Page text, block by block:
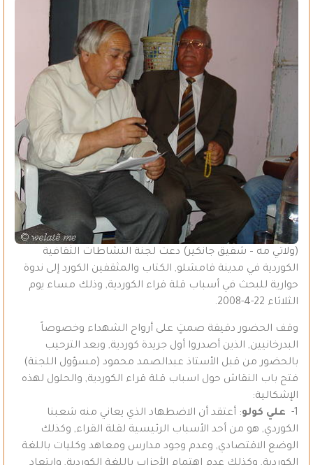
(ولاتي مه – شفيق جانكير) دعت لجنة النشاطات الثقافية
الكوردية في مدينة قامشلو, الكتاب والمثقفين الكورد إلى ندوة
حوارية للبحث في أسباب قلة قراء الكوردية, وذلك مساء يوم
الثلاثاء 22-4-2008.
وقف الحضور دقيقة صمتٍ على أرواح الشهداء وخصوصاً
البدرخانيين, الذين أصدروا أول جريدة كوردية, وبعد الترحيب
بالحضور من قبل الأستاذ عبدالصمد محمود (مسؤول اللجنة)
فتح باب النقاش حول اسباب قلة قراء الكوردية, والحلول لهذه
الإشكالية:
1-
علي كولو: أعتقد أن الاضطهاد الذي يعاني منه شعبنا
الكوردي, هو من أحد الأسباب الرئيسية لقلة القراء, وكذلك
الوضع الاقتصادي, وعدم وجود مدارس ومعاهد وكليات باللغة